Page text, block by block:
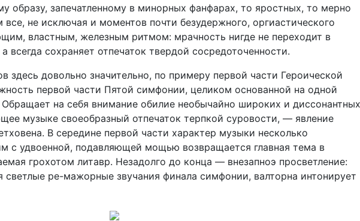
образу, запечатленному в минорных фанфарах, то яростных, то мерно
все, не исключая и моментов почти безудержного, оргиастического
властным, железным ритмом: мрачность нигде не переходит в
всегда сохраняет отпечаток твердой сосредоточенности.
здесь довольно значительно, по примеру первой части Героической
первой части Пятой симфонии, целиком основанной на одной
на себя внимание обилие необычайно широких и диссонантных
музыке своеобразный отпечаток терпкой суровости, — явление
В середине первой части характер музыки несколько
с удвоенной, подавляющей мощью возвращается главная тема в
грохотом литавр. Незадолго до конца — внезапноэ просветление:
светлые ре-мажорные звучания финала симфонии, валторна интонирует